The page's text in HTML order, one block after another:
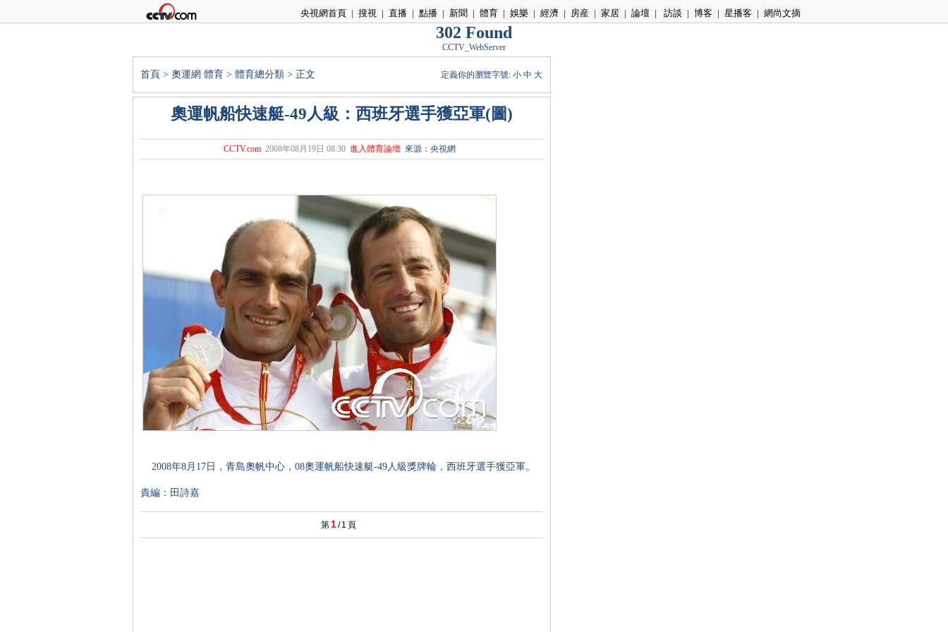
央視網首頁 | 搜視 | 直播 | 點播 | 新聞 | 體育 | 娛樂 | 經濟 | 房産 | 家居 | 論壇 | 訪談 | 博客 | 星播客 | 網尚文摘
302 Found
CCTV_WebServer
首頁 > 奧運網 體育 > 體育總分類 > 正文 定義你的瀏覽字號: 小 中 大
奧運帆船快速艇-49人級：西班牙選手獲亞軍(圖)
CCTV.com 2008年08月19日 08:30 進入體育論壇 來源：央視網
2008年8月17日，青島奧帆中心，08奧運帆船快速艇-49人級獎牌輪，西班牙選手獲亞軍。
責編：田詩嘉
第 1/ 1 頁